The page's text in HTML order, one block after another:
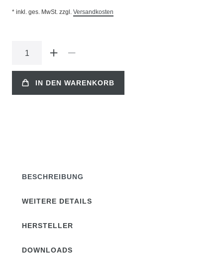
* inkl. ges. MwSt. zzgl. Versandkosten
IN DEN WARENKORB
BESCHREIBUNG
WEITERE DETAILS
HERSTELLER
DOWNLOADS